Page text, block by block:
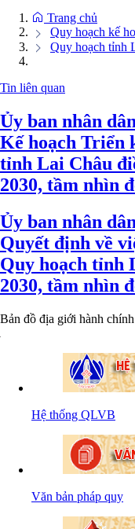
Trang chủ
Quy hoạch kế
Quy hoạch tỉnh
Tin liên quan
Ủy ban nhân
Kế hoạch Triển
tỉnh Lai Châu
2030, tầm nhìn
Ủy ban nhân
Quyết định về
Quy hoạch tỉnh
2030, tầm nhìn
Bản đồ địa giới hành chính
Hệ thống QLVB
Văn bản pháp quy